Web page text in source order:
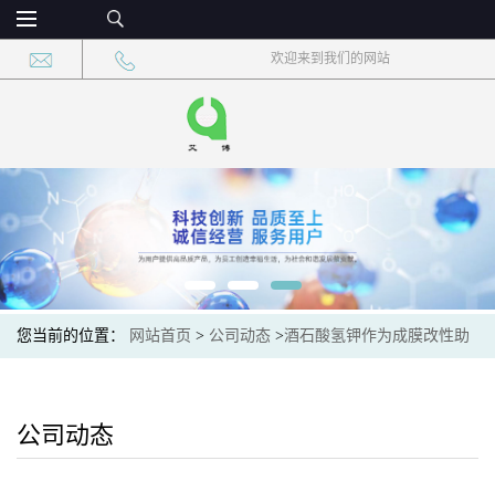
欢迎来到我们的网站
您当前的位置： 网站首页 > 公司动态 >酒石酸氢钾作为成膜改性助
公司动态